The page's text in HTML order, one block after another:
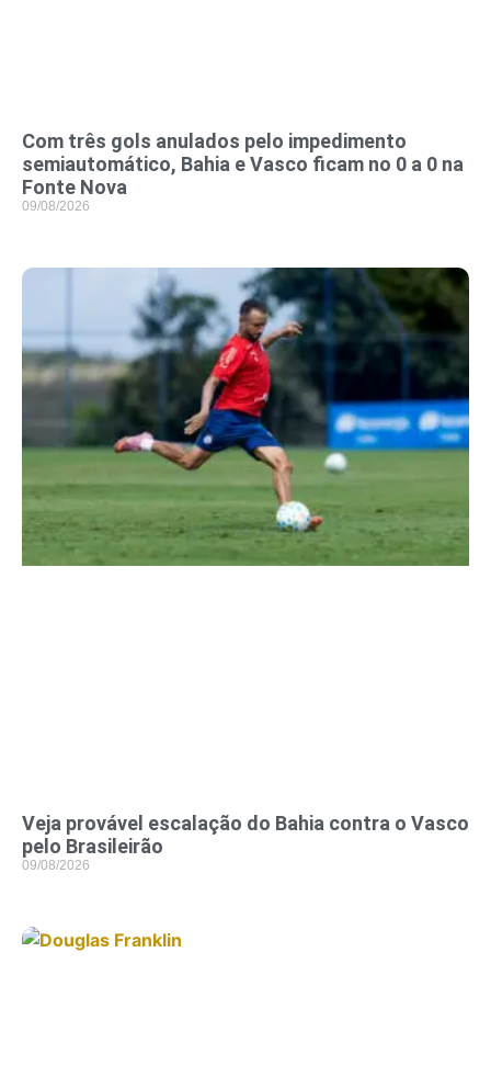
Com três gols anulados pelo impedimento
semiautomático, Bahia e Vasco ficam no 0 a 0 na
Fonte Nova
09/08/2026
Veja provável escalação do Bahia contra o Vasco
pelo Brasileirão
09/08/2026